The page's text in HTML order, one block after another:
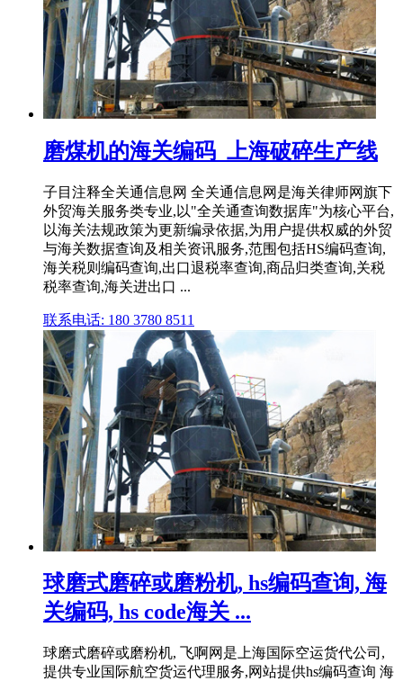
磨煤机的海关编码_上海破碎生产线
子目注释全关通信息网 全关通信息网是海关律师网旗下
外贸海关服务类专业,以"全关通查询数据库"为核心平台,
以海关法规政策为更新编录依据,为用户提供权威的外贸
与海关数据查询及相关资讯服务,范围包括HS编码查询,
海关税则编码查询,出口退税率查询,商品归类查询,关税
税率查询,海关进出口 ...
联系电话: 180 3780 8511
球磨式磨碎或磨粉机, hs编码查询, 海
关编码, hs code海关 ...
球磨式磨碎或磨粉机, 飞啊网是上海国际空运货代公司,
提供专业国际航空货运代理服务,网站提供hs编码查询 海